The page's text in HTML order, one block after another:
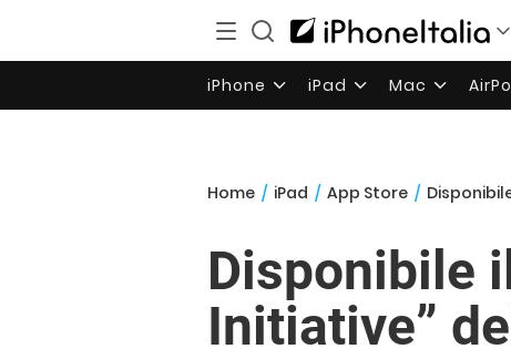
iPhone iPad Mac
Home / iPad / App Store /
Disponibile
Initiative”